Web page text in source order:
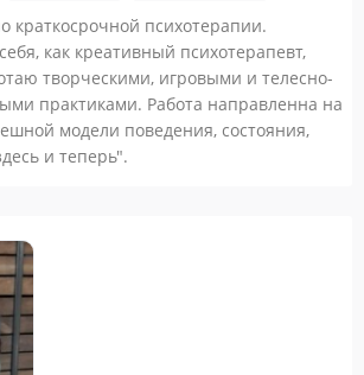
краткосрочной психотерапии.
как креативный психотерапевт,
творческими, игровыми и телесно-
практиками. Работа направленна на
модели поведения, состояния,
и теперь".